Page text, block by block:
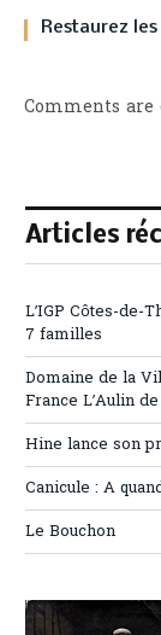
Restaurez
Comments are
Articles
L’IGP Côtes-de-
7 familles
Domaine de la
France L’Aulin
Hine lance son
Canicule : A
Le Bouchon